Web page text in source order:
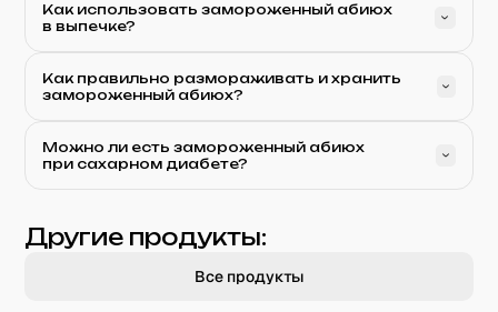
Как использовать замороженный абиюх
в выпечке?
Как правильно размораживать и хранить
замороженный абиюх?
Можно ли есть замороженный абиюх
при сахарном диабете?
Другие продукты:
Все продукты